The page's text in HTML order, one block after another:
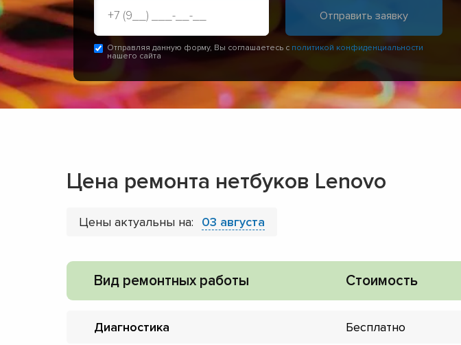
Отправляя данную форму, Вы соглашаетесь с политикой конфиденциальности
нашего сайта
Цена ремонта нетбуков Lenovo
Цены актуальны на: 03 августа
Вид ремонтных работы Стоимость
Диагностика Бесплатно